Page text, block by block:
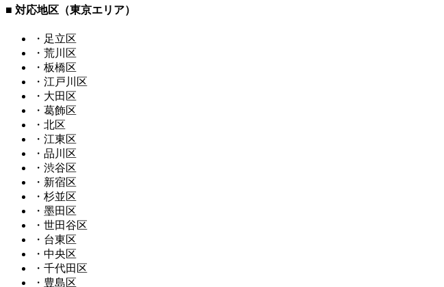
■ 対応地区（東京エリア）
・足立区
・荒川区
・板橋区
・江戸川区
・大田区
・葛飾区
・北区
・江東区
・品川区
・渋谷区
・新宿区
・杉並区
・墨田区
・世田谷区
・台東区
・中央区
・千代田区
・豊島区